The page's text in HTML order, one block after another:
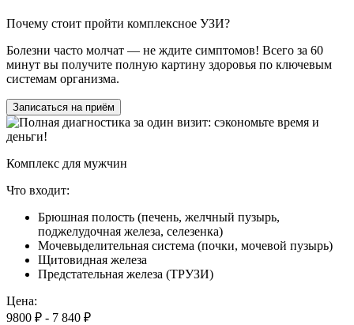
Почему стоит пройти комплексное УЗИ?
Болезни часто молчат — не ждите симптомов! Всего за 60
минут вы получите полную картину здоровья по ключевым
системам организма.
Записаться на приём
Комплекс для мужчин
Что входит:
Брюшная полость (печень, желчный пузырь,
поджелудочная железа, селезенка)
Мочевыделительная система (почки, мочевой пузырь)
Щитовидная железа
Предстательная железа (ТРУЗИ)
Цена:
9800 ₽ - 7 840 ₽